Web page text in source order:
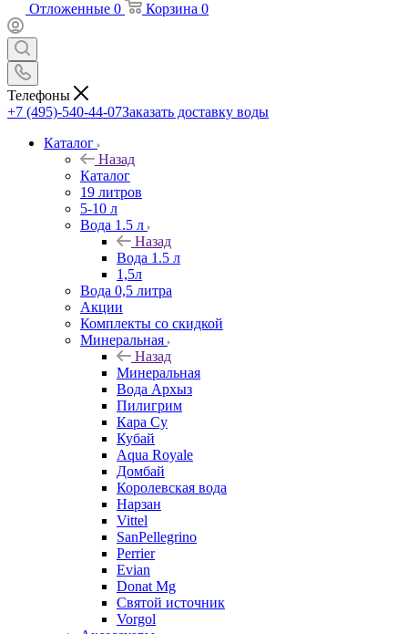
Отложенные 0 Корзина 0
Телефоны
+7 (495)-540-44-07Заказать доставку воды
Каталог
Назад
Каталог
19 литров
5-10 л
Вода 1.5 л
Назад
Вода 1.5 л
1,5л
Вода 0,5 литра
Акции
Комплекты со скидкой
Минеральная
Назад
Минеральная
Вода Архыз
Пилигрим
Кара Су
Кубай
Aqua Royale
Домбай
Королевская вода
Нарзан
Vittel
SanPellegrino
Perrier
Evian
Donat Mg
Святой источник
Vorgol